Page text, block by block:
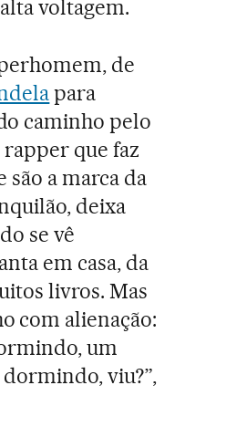
voltagem.
de
para
caminho pelo
rapper que faz
a marca da
deixa
se vê
em casa, da
livros. Mas
com alienação:
um
dormindo, viu?”,